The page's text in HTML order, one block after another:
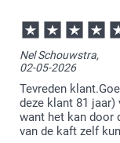
Nel Schouwstra,
02-05-2026
Tevreden
deze klant 81
want het kan door
van de kaft zelf